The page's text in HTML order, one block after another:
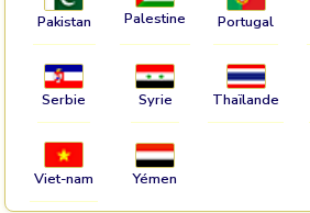
Pakistan Palestine Portugal
Serbie Syrie Thaïlande
Viet-nam Yémen